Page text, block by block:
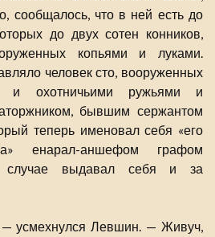
сообщалось, что в ней есть до
до двух сотен конников,
копьями и луками.
человек сто, вооруженных
и охотничьими ружьями и
бывшим сержантом
теперь именовал себя «его
енарал-аншефом графом
выдавал себя и за
усмехнулся Левшин. — Живуч,